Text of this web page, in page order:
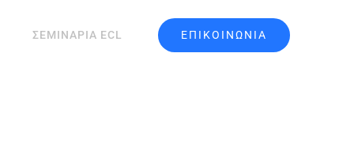
ΣΕΜΙΝΑΡΙΑ ECL ΕΠΙΚΟΙΝΩΝΙΑ